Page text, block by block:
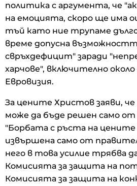
политика с аргумента, че
на емоцията, скоро ще има
тъй като ние трупаме
време допусна
свръхдефицит" заради
харчове", включително
Евровизия.
За цените Христов заяви,
може да бъде решен само
"Борбата с ръста на
извършена само от
него в това усилие трябва
Комисията за защита на
Комисията за защита на